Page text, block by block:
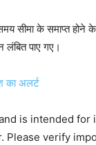
सीमा के समाप्त होने
पाए गए।
का अलर्ट
is intended for
Please verify